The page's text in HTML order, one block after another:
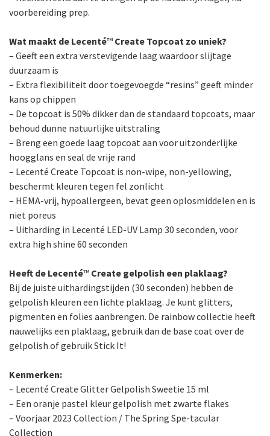
voorbereiding prep.
Wat maakt de Lecenté™ Create Topcoat zo uniek?
– Geeft een extra verstevigende laag waardoor slijtage
duurzaam is
– Extra flexibiliteit door toegevoegde “resins” geeft minder
kans op chippen
– De topcoat is 50% dikker dan de standaard topcoats, maar
behoud dunne natuurlijke uitstraling
– Breng een goede laag topcoat aan voor uitzonderlijke
hoogglans en seal de vrije rand
– Lecenté Create Topcoat is non-wipe, non-yellowing,
beschermt kleuren tegen fel zonlicht
– HEMA-vrij, hypoallergeen, bevat geen oplosmiddelen en is
niet poreus
– Uitharding in Lecenté LED-UV Lamp 30 seconden, voor
extra high shine 60 seconden
Heeft de Lecenté™ Create gelpolish een plaklaag?
Bij de juiste uithardingstijden (30 seconden) hebben de
gelpolish kleuren een lichte plaklaag. Je kunt glitters,
pigmenten en folies aanbrengen. De rainbow collectie heeft
nauwelijks een plaklaag, gebruik dan de base coat over de
gelpolish of gebruik Stick It!
Kenmerken:
– Lecenté Create Glitter Gelpolish Sweetie 15 ml
– Een oranje pastel kleur gelpolish met zwarte flakes
– Voorjaar 2023 Collection / The Spring Spe-tacular
Collection